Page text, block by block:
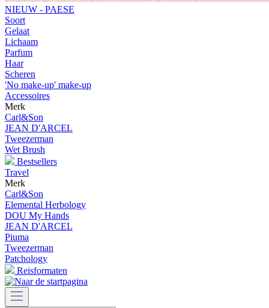
NIEUW - PAESE
Soort
Gelaat
Lichaam
Parfum
Haar
Scheren
'No make-up' make-up
Accessoires
Merk
Carl&Son
JEAN D'ARCEL
Tweezerman
Wet Brush
Bestsellers
Travel
Merk
Carl&Son
Elemental Herbology
DOU My Hands
JEAN D'ARCEL
Piuma
Tweezerman
Patchology
Reisformaten